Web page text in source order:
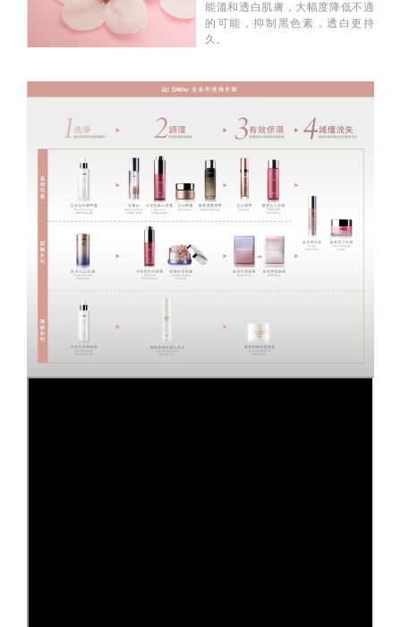
能溫和透白肌膚，大幅度降低不適
的可能，抑制黑色素，透白更持
久。